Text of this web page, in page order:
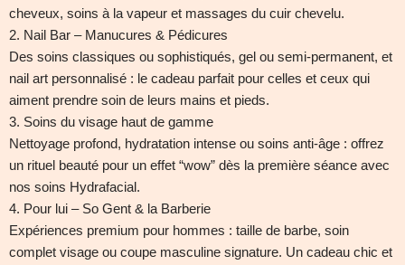
cheveux, soins à la vapeur et massages du cuir chevelu.
2. Nail Bar – Manucures & Pédicures
Des soins classiques ou sophistiqués, gel ou semi-permanent, et
nail art personnalisé : le cadeau parfait pour celles et ceux qui
aiment prendre soin de leurs mains et pieds.
3. Soins du visage haut de gamme
Nettoyage profond, hydratation intense ou soins anti-âge : offrez
un rituel beauté pour un effet “wow” dès la première séance avec
nos soins Hydrafacial.
4. Pour lui – So Gent & la Barberie
Expériences premium pour hommes : taille de barbe, soin
complet visage ou coupe masculine signature. Un cadeau chic et